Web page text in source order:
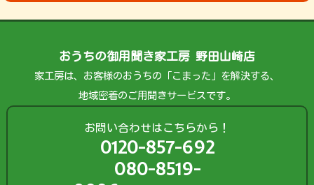
おうちの御用聞き家工房 野田山崎店
家工房は、お客様のおうちの「こまった」を解決する、
地域密着のご用聞きサービスです。
お問い合わせはこちらから！
0120-857-692
080-8519-